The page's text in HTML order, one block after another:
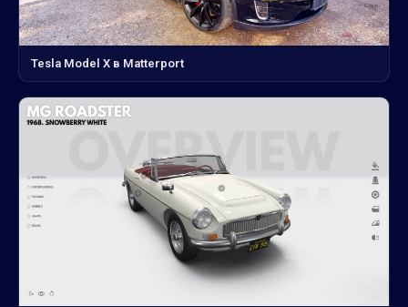
Tesla Model X в Matterport